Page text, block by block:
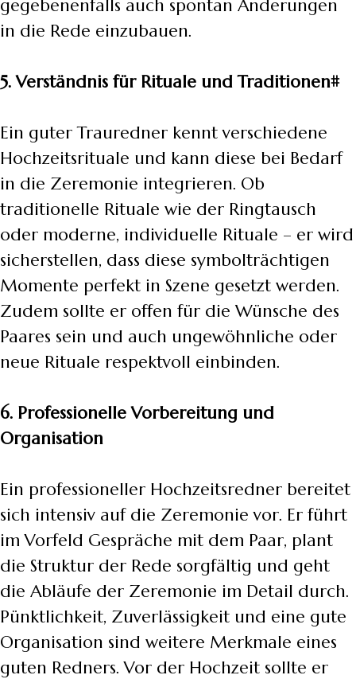
gegebenenfalls auch spontan Änderungen
in die Rede einzubauen.
5. Verständnis für Rituale und Traditionen#
Ein guter Trauredner kennt verschiedene
Hochzeitsrituale und kann diese bei Bedarf
in die Zeremonie integrieren. Ob
traditionelle Rituale wie der Ringtausch
oder moderne, individuelle Rituale – er wird
sicherstellen, dass diese symbolträchtigen
Momente perfekt in Szene gesetzt werden.
Zudem sollte er offen für die Wünsche des
Paares sein und auch ungewöhnliche oder
neue Rituale respektvoll einbinden.
6. Professionelle Vorbereitung und
Organisation
Ein professioneller Hochzeitsredner bereitet
sich intensiv auf die Zeremonie vor. Er führt
im Vorfeld Gespräche mit dem Paar, plant
die Struktur der Rede sorgfältig und geht
die Abläufe der Zeremonie im Detail durch.
Pünktlichkeit, Zuverlässigkeit und eine gute
Organisation sind weitere Merkmale eines
guten Redners. Vor der Hochzeit sollte er